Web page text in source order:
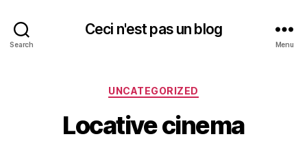
Search
Ceci n'est pas un blog
Menu
Categories
UNCATEGORIZED
Locative cinema